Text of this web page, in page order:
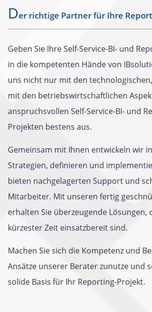
Der richtige Partner für Ihre
Geben Sie Ihre Self-Service-BI- und
in die kompetenten Hände von
uns nicht nur mit den
mit den betriebswirtschaftlichen
anspruchsvollen Self-Service-BI- und
Projekten bestens aus.
Gemeinsam mit Ihnen entwickeln wir
Strategien, definieren und
bieten nachgelagerten Support und
Mitarbeiter. Mit unseren fertig
erhalten Sie überzeugende Lösungen,
kürzester Zeit einsatzbereit sind.
Machen Sie sich die Kompetenz und
Ansätze unserer Berater zunutze und
solide Basis für Ihr Reporting-Projekt.